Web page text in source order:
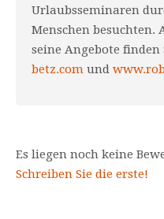
Urlaubsseminaren
Menschen
seine Angebote finden
betz.com und
Es liegen noch keine
Schreiben Sie die erste!